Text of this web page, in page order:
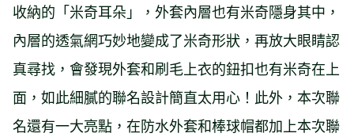
收納的「米奇耳朵」，外套內層也有米奇隱身其中，
內層的透氣網巧妙地變成了米奇形狀，再放大眼睛認
真尋找，會發現外套和刷毛上衣的鈕扣也有米奇在上
面，如此細膩的聯名設計簡直太用心！此外，本次聯
名還有一大亮點，在防水外套和棒球帽都加上本次聯